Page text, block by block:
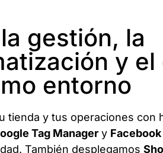
gestión, la
y
entorno
tienda y tus operaciones con
Tag Manager y
También desplegamos